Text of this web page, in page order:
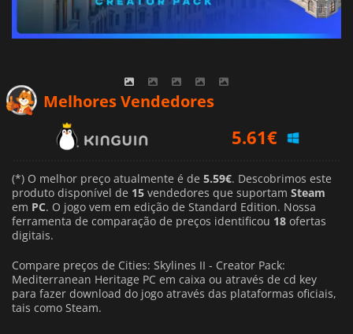
Melhores Vendedores
5.99€
6.39€
(*) O melhor preço atualmente é de 5.59€. Descobrimos este
produto disponível de 15 vendedores que suportam Steam
em PC. O jogo vem em edição de Standard Edition. Nossa
ferramenta de comparação de preços identificou 18 ofertas
digitais.
Compare preços de Cities: Skylines II - Creator Pack:
Mediterranean Heritage PC em caixa ou através de cd key
para fazer download do jogo através das plataformas oficiais,
tais como Steam.